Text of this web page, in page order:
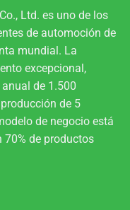
Ltd. es uno de los
de automoción de
mundial. La
excepcional,
de 1.500
de 5
de negocio está
70% de productos